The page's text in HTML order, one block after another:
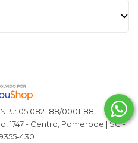
05.082.188/0001-88
1747 - Centro, Pomerode | SC -
430